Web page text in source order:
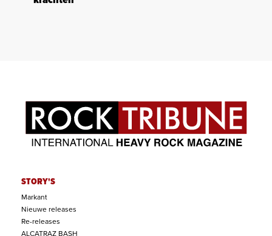
STORY'S
Markant
Nieuwe releases
Re-releases
ALCATRAZ BASH